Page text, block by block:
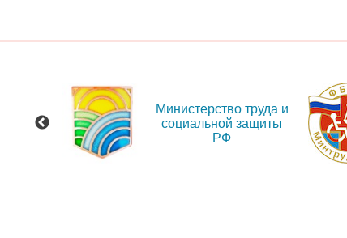
Министерство труда и
социальной защиты
РФ